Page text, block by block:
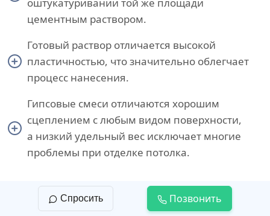
оштукатуривании той же площади
цементным раствором.
Готовый раствор отличается высокой
пластичностью, что значительно облегчает
процесс нанесения.
Гипсовые смеси отличаются хорошим
сцеплением с любым видом поверхности,
а низкий удельный вес исключает многие
проблемы при отделке потолка.
Поверхность, оштукатуренная гипсовым
раствором, обладает низкой
Спросить Позвонить